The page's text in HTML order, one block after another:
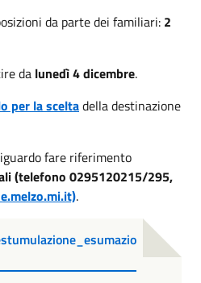
da parte dei familiari: 2
da lunedì 4 dicembre.
per la sceltadella destinazione
fare riferimento
(telefono 0295120215/295,
.